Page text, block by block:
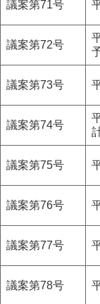
議案第71号
議案第72号
議案第73号
議案第74号
議案第75号
議案第76号
議案第77号
議案第78号